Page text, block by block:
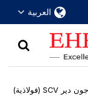
العربية